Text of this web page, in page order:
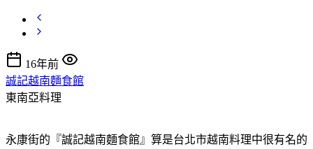
16年前
誠記越南麵食館
東南亞料理
永康街的『誠記越南麵食館』算是台北市越南料理中很有名的